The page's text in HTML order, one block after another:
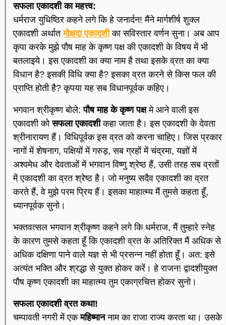
सफला एकादशी का महत्त्व:
धर्मराज युधिष्ठिर कहने लगे कि हे जनार्दन! मैंने मार्गशीर्ष शुक्ल
एकादशी अर्थातमोक्षदा एकादशीका सविस्तार वर्णन सुना। अब आप
कृपा करके मुझे पौष माह के कृष्ण पक्ष की एकादशी के विषय में भी
बतलाइये। इस एकादशी का क्या नाम है तथा इसके व्रत का क्या
विधान है? इसकी विधि क्या है? इसका व्रत करने से किस फल की
प्राप्ति होती है? कृपया यह सब विधानपूर्वक कहिए।
भगवान श्रीकृष्ण बोले:पौष माह के कृष्ण पक्षमे आने वाली इस
एकादशी कोसफला एकादशीकहा जाता है। इस एकादशी के देवता
श्रीनारायण हैं। विधिपूर्वक इस व्रत को करना चाहिए। जिस प्रकार
नागों में शेषनाग, पक्षियों में गरुड़, सब ग्रहों में चंद्रमा, यज्ञों में
अश्वमेध और देवताओं में भगवान विष्णु श्रेष्ठ हैं, उसी तरह सब व्रतों
में एकादशी का व्रत श्रेष्ठ है। जो मनुष्य सदैव एकादशी का व्रत
करते हैं, वे मुझे परम प्रिय हैं। इसका माहात्म्य मैं तुमसे कहता हूँ,
ध्यानपूर्वक सुनो।
भक्तवत्सल भगवान श्रीकृष्ण कहने लगे कि धर्मराज, मैं तुम्हारे स्नेह
के कारण तुमसे कहता हूँ कि एकादशी व्रत के अतिरिक्त मैं अधिक से
अधिक दक्षिणा पाने वाले यज्ञ से भी प्रसन्न नहीं होता हूँ। अत: इसे
अत्यंत भक्ति और श्रद्धा से युक्त होकर करें। हे राजन! द्वादशीयुक्त
पौष कृष्ण एकादशी का माहात्म्य तुम एकाग्रचित्त होकर सुनो।
सफला एकादशीव्रत कथा!
चम्पावती नगरी में एकमहिष्माननाम का राजा राज्य करता था। उसके